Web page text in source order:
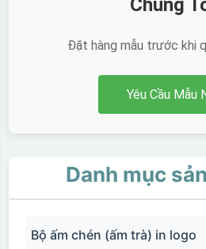
Chúng
Đặt hàng mẫu trước khi
Yêu Cầu Mẫu
Danh mục
Bộ ấm chén (ấm trà) in logo